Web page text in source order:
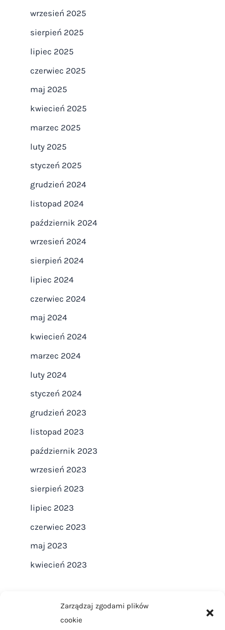
Zarządzaj zgodami plików
cookie
wrzesień 2025
sierpień 2025
lipiec 2025
czerwiec 2025
maj 2025
kwiecień 2025
marzec 2025
luty 2025
styczeń 2025
grudzień 2024
listopad 2024
październik 2024
wrzesień 2024
sierpień 2024
lipiec 2024
czerwiec 2024
maj 2024
kwiecień 2024
marzec 2024
luty 2024
styczeń 2024
grudzień 2023
listopad 2023
październik 2023
wrzesień 2023
sierpień 2023
lipiec 2023
czerwiec 2023
maj 2023
kwiecień 2023